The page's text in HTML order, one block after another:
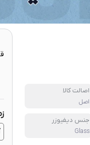
اصالت کالا
اصل
جنس دیفیوزر
Glass